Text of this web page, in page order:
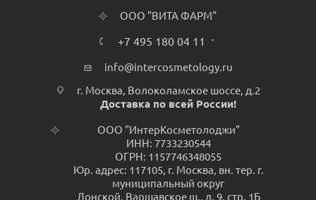
ООО "ВИТА ФАРМ"
+7 495 180 04 11
info@intercosmetology.ru
г. Москва, Волоколамское шоссе, д.2
Доставка по всей России!
ООО "ИнтерКосметолоджи"
ИНН: 7733230544
ОГРН: 1157746348055
Юр. адрес: 117105, г. Москва, вн. тер. г.
муниципальный округ
Донской, Варшавское ш., д. 9, стр. 1Б